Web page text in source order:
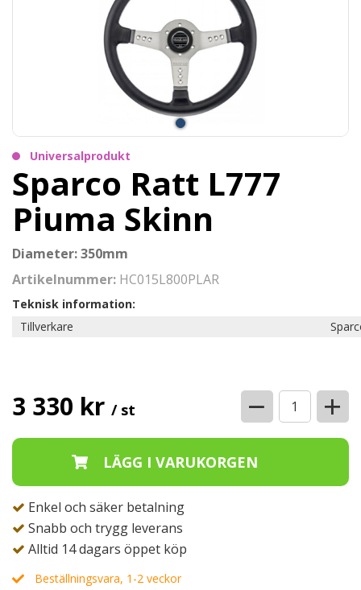
Universalprodukt
Sparco Ratt L777
Piuma Skinn
Diameter: 350mm
Artikelnummer: HC015L800PLAR
Teknisk information:
Tillverkare
3 330 kr / st − +
Enkel och säker betalning
Snabb och trygg leverans
Alltid 14 dagars öppet köp
Beställningsvara, 1-2 veckor